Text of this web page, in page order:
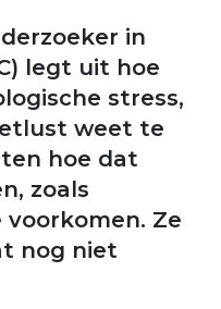
in
legt uit hoe
stress,
weet te
hoe dat
zoals
Ze
nog niet